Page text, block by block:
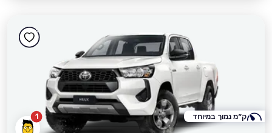
1 ק״מ נמוך במיוחד